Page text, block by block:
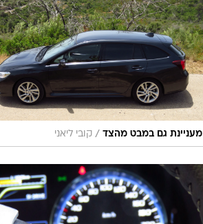
מעניינת גם במבט מהצד / קובי ליאני